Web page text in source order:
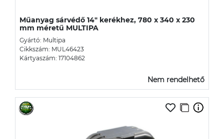
Műanyag sárvédő 14" kerékhez, 780 x 340 x 230
mm méretű MULTIPA
Gyártó: Multipa
Cikkszám: MUL46423
Kártyaszám: 17104862
Nem rendelhető